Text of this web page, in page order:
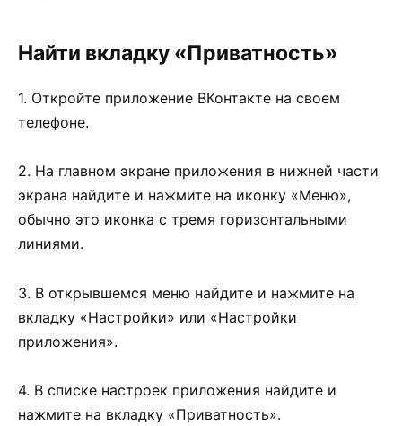
Найти вкладку «Приватность»
1. Откройте приложение ВКонтакте на своем
телефоне.
2. На главном экране приложения в нижней части
экрана найдите и нажмите на иконку «Меню»,
обычно это иконка с тремя горизонтальными
линиями.
3. В открывшемся меню найдите и нажмите на
вкладку «Настройки» или «Настройки
приложения».
4. В списке настроек приложения найдите и
нажмите на вкладку «Приватность».